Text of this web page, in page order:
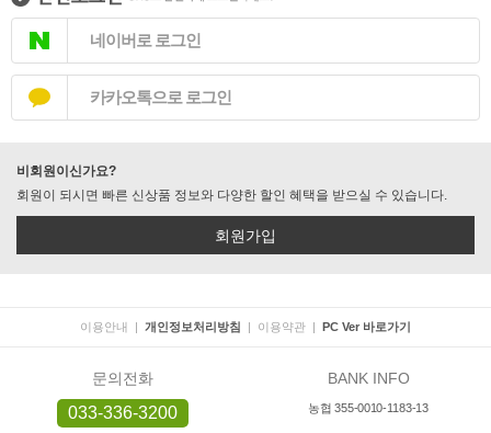
네이버로 로그인
카카오톡으로 로그인
비회원이신가요?
회원이 되시면 빠른 신상품 정보와 다양한 할인 혜택을 받으실 수 있습니다.
회원가입
이용안내 | 개인정보처리방침 | 이용약관 | PC Ver 바로가기
문의전화
033-336-3200
BANK INFO
농협 355-0010-1183-13